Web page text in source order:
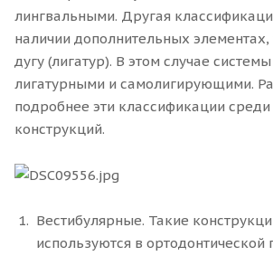
лингвальными. Другая
наличии дополнительных
дугу (лигатур). В этом случае
лигатурными и самолигирующими.
подробнее эти классификации
конструкций.
Вестибулярные. Такие
используются в ортодонтической